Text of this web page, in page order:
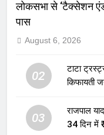
लोकसभा से ‘टैक्सेशन
पास
August 6, 2026
02
टाटा
किफायती
03
राजपाल
34 दिन में